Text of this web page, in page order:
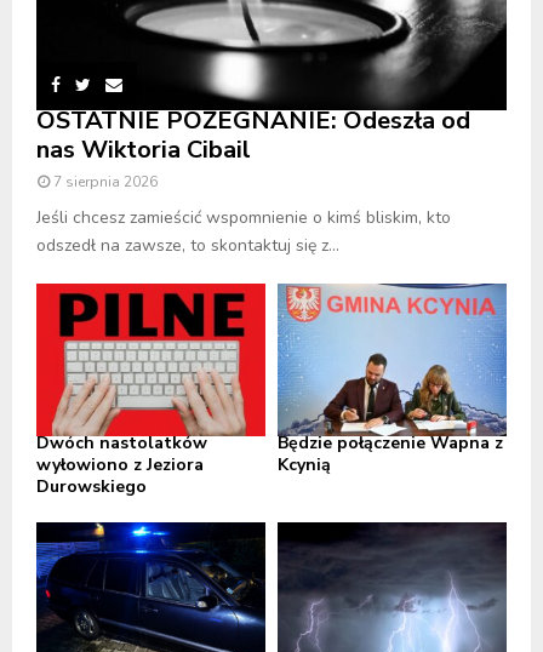
OSTATNIE POŻEGNANIE: Odeszła od
nas Wiktoria Cibail
7 sierpnia 2026
Jeśli chcesz zamieścić wspomnienie o kimś bliskim, kto
odszedł na zawsze, to skontaktuj się z...
Dwóch nastolatków
wyłowiono z Jeziora
Durowskiego
Będzie połączenie Wapna z
Kcynią